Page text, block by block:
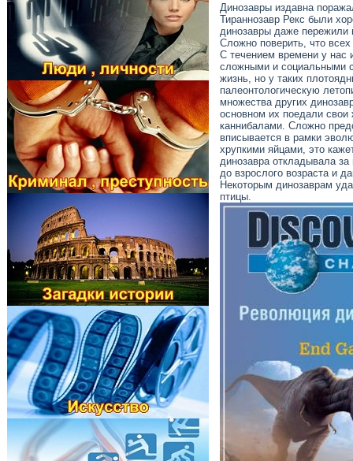
Динозавры издавна
Тираннозавр Рекс были
динозавры даже пережили
Сложно поверить, что
С течением времени у нас
сложными и социальными
жизнь, но у таких
палеонтологическую
множества других
основном их поедали
каннибалами. Сложно
вписывается в рамки
хрупкими яйцами, это
динозавра откладывала
до взрослого возраста и
Некоторым динозаврам
птицы.